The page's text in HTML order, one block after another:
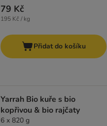
79 Kč
195 Kč / kg
Přidat do košíku
Yarrah Bio kuře s bio
kopřivou & bio rajčaty
6 x 820 g